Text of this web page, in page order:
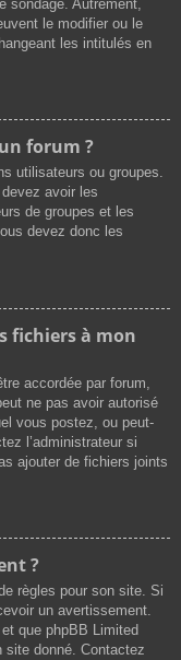
sondage. Autrement,
le modifier ou le
les intitulés en
forum ?
utilisateurs ou groupes.
avoir les
de groupes et les
devez donc les
fichiers à mon
accordée par forum,
ne pas avoir autorisé
vous postez, ou peut-
l’administrateur si
ajouter de fichiers joints
?
règles pour son site. Si
un avertissement.
que phpBB Limited
site donné. Contactez